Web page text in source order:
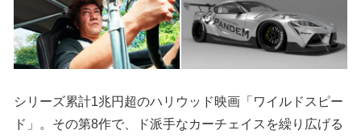
シリーズ累計1兆円超のハリウッド映画「ワイルドスピー
ド」。その第8作で、ド派手なカーチェイスを繰り広げる